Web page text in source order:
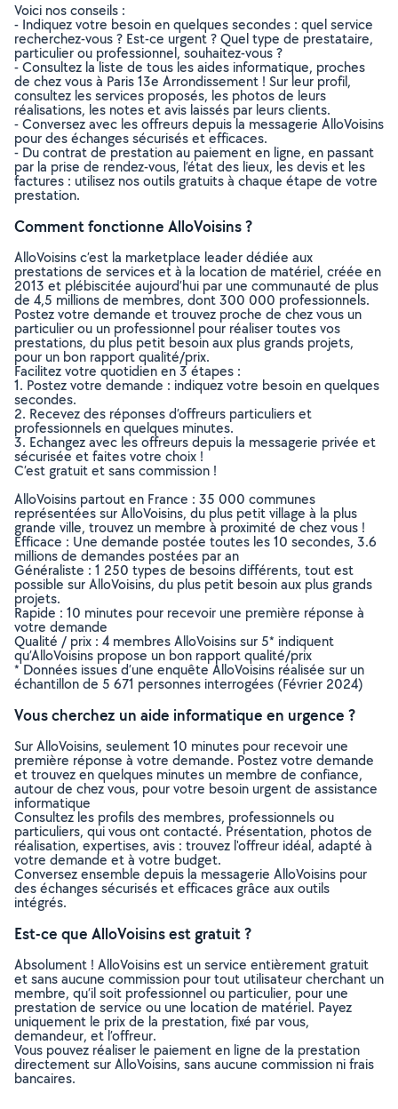
Voici nos conseils :
- Indiquez votre besoin en quelques secondes : quel service
recherchez-vous ? Est-ce urgent ? Quel type de prestataire,
particulier ou professionnel, souhaitez-vous ?
- Consultez la liste de tous les aides informatique, proches
de chez vous à Paris 13e Arrondissement ! Sur leur profil,
consultez les services proposés, les photos de leurs
réalisations, les notes et avis laissés par leurs clients.
- Conversez avec les offreurs depuis la messagerie AlloVoisins
pour des échanges sécurisés et efficaces.
- Du contrat de prestation au paiement en ligne, en passant
par la prise de rendez-vous, l’état des lieux, les devis et les
factures : utilisez nos outils gratuits à chaque étape de votre
prestation.
Comment fonctionne AlloVoisins ?
AlloVoisins c’est la marketplace leader dédiée aux
prestations de services et à la location de matériel, créée en
2013 et plébiscitée aujourd’hui par une communauté de plus
de 4,5 millions de membres, dont 300 000 professionnels.
Postez votre demande et trouvez proche de chez vous un
particulier ou un professionnel pour réaliser toutes vos
prestations, du plus petit besoin aux plus grands projets,
pour un bon rapport qualité/prix.
Facilitez votre quotidien en 3 étapes :
1. Postez votre demande : indiquez votre besoin en quelques
secondes.
2. Recevez des réponses d’offreurs particuliers et
professionnels en quelques minutes.
3. Echangez avec les offreurs depuis la messagerie privée et
sécurisée et faites votre choix !
C’est gratuit et sans commission !
AlloVoisins partout en France : 35 000 communes
représentées sur AlloVoisins, du plus petit village à la plus
grande ville, trouvez un membre à proximité de chez vous !
Efficace : Une demande postée toutes les 10 secondes, 3.6
millions de demandes postées par an
Généraliste : 1 250 types de besoins différents, tout est
possible sur AlloVoisins, du plus petit besoin aux plus grands
projets.
Rapide : 10 minutes pour recevoir une première réponse à
votre demande
Qualité / prix : 4 membres AlloVoisins sur 5* indiquent
qu’AlloVoisins propose un bon rapport qualité/prix
* Données issues d’une enquête AlloVoisins réalisée sur un
échantillon de 5 671 personnes interrogées (Février 2024)
Vous cherchez un aide informatique en urgence ?
Sur AlloVoisins, seulement 10 minutes pour recevoir une
première réponse à votre demande. Postez votre demande
et trouvez en quelques minutes un membre de confiance,
autour de chez vous, pour votre besoin urgent de assistance
informatique
Consultez les profils des membres, professionnels ou
particuliers, qui vous ont contacté. Présentation, photos de
réalisation, expertises, avis : trouvez l'offreur idéal, adapté à
votre demande et à votre budget.
Conversez ensemble depuis la messagerie AlloVoisins pour
des échanges sécurisés et efficaces grâce aux outils
intégrés.
Est-ce que AlloVoisins est gratuit ?
Absolument ! AlloVoisins est un service entièrement gratuit
et sans aucune commission pour tout utilisateur cherchant un
membre, qu’il soit professionnel ou particulier, pour une
prestation de service ou une location de matériel. Payez
uniquement le prix de la prestation, fixé par vous,
demandeur, et l’offreur.
Vous pouvez réaliser le paiement en ligne de la prestation
directement sur AlloVoisins, sans aucune commission ni frais
bancaires.